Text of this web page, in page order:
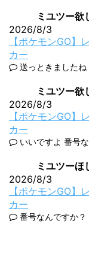
ミユツー欲
2026/8/3
【ポケモンGO】
カー
送っときましたね
ミユツー欲
2026/8/3
【ポケモンGO】
カー
いいですよ 番号
ミユツーほ
2026/8/3
【ポケモンGO】
カー
番号なんですか？